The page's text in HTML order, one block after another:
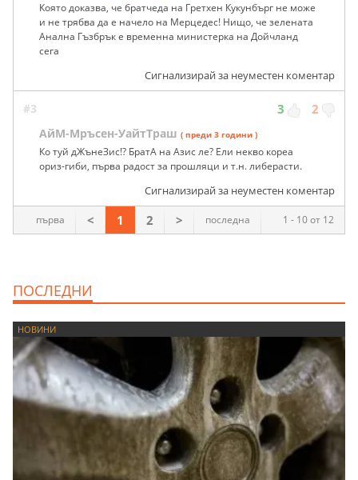
Която доказва, че братчеда на Гретхен Кукунбърг не може
и не трябва да е начело на Мерцедес! Нищо, че зелената
Анална Гъзбрък е временна министерка на Дойчланд
сега
Сигнализирай за неуместен коментар
#3 3 2
АйМ-Мръсен-УайтТраш ( преди 3 години )
Ко туй дЖънеЗис!? БратА на Азис ле? Ели некво кореа
ориз-гиби, първа радост за прошляци и т.н. либерасти.
Сигнализирай за неуместен коментар
1 - 10 от 12
първа < 1 2 > последна
ПОСЛЕДНИ
НОВИНИ